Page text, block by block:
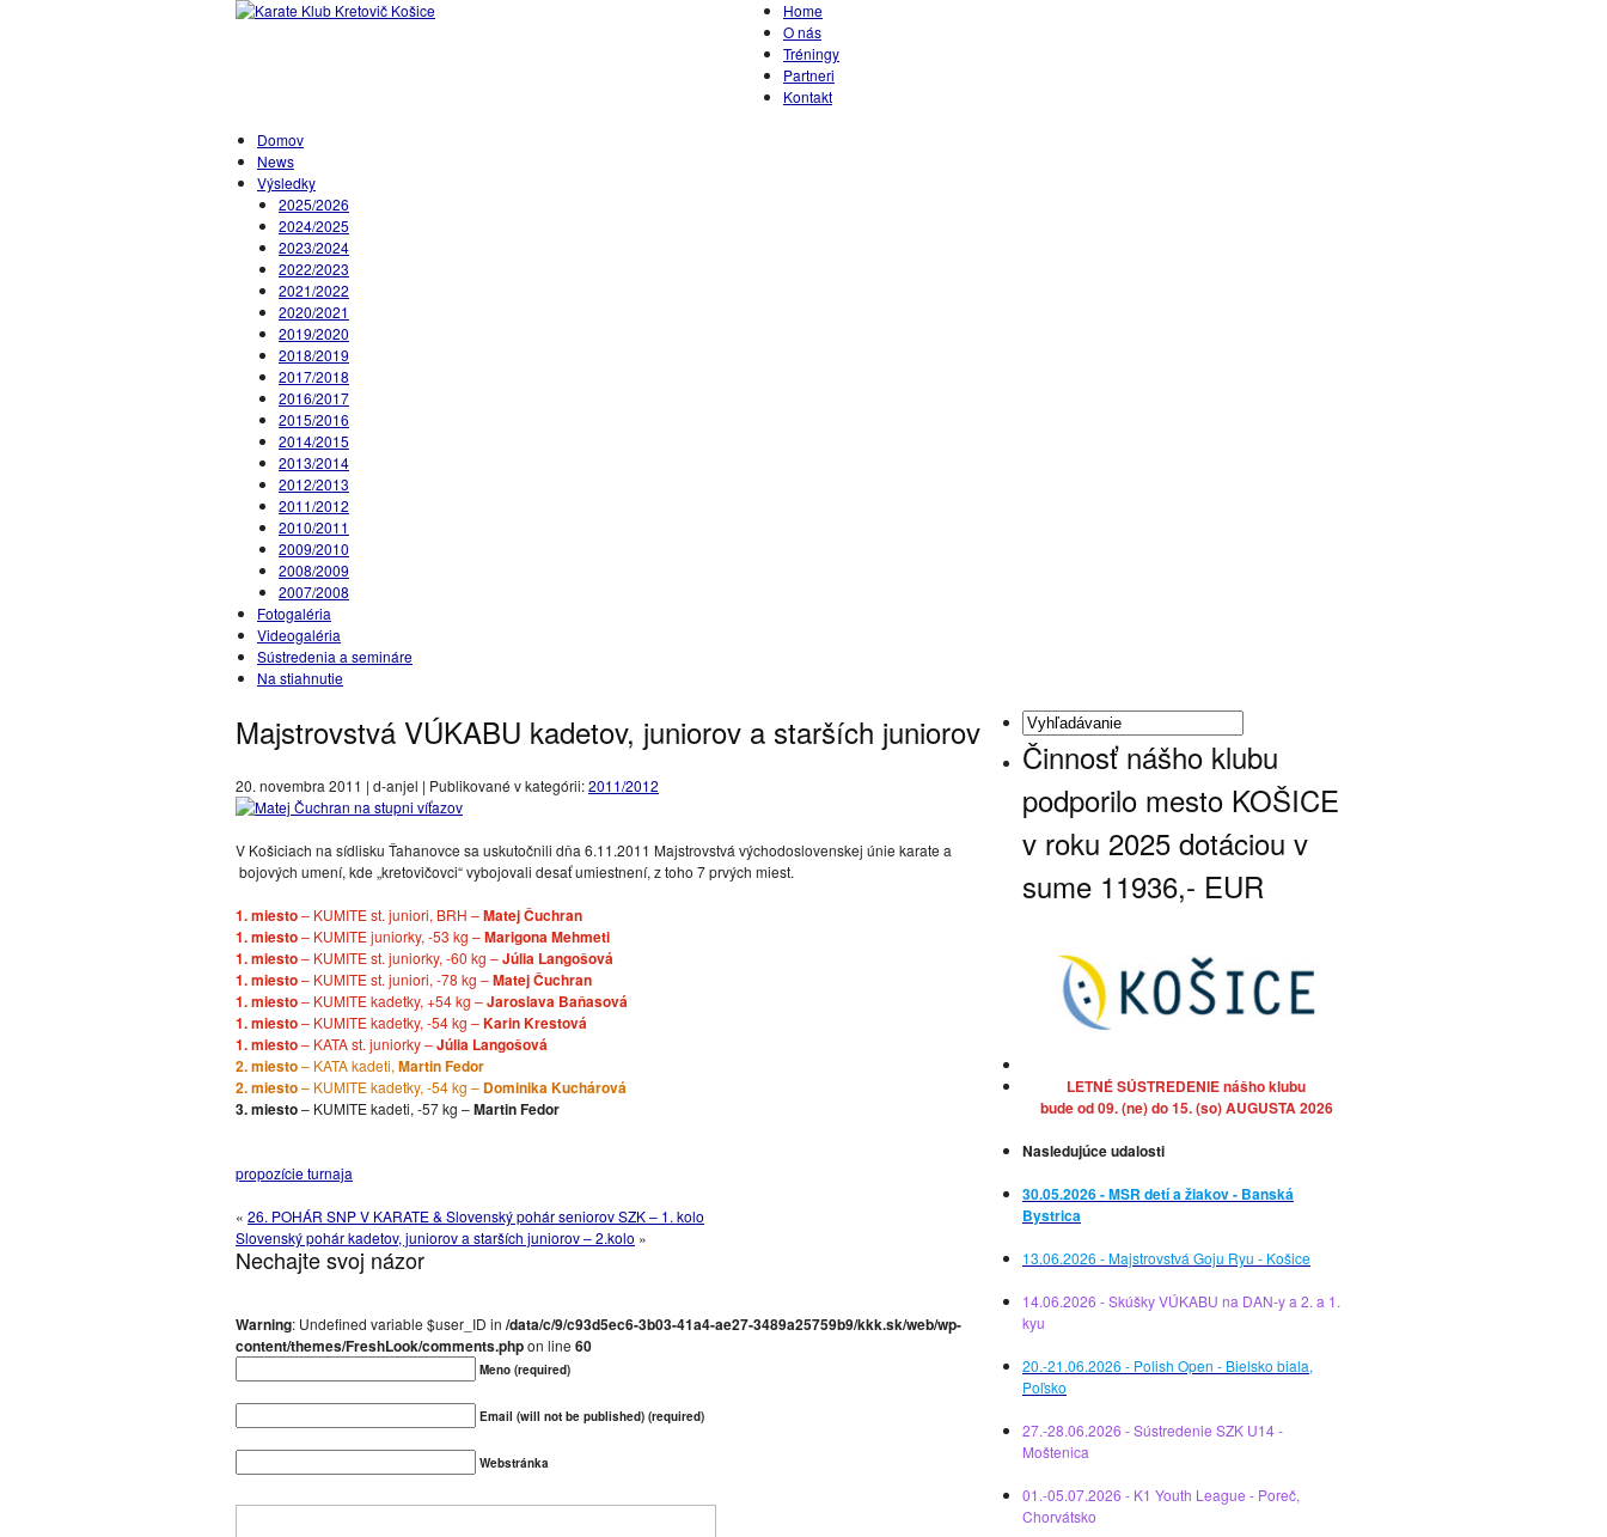
Home
O nás
Tréningy
Partneri
Kontakt
Domov
News
Výsledky
2025/2026
2024/2025
2023/2024
2022/2023
2021/2022
2020/2021
2019/2020
2018/2019
2017/2018
2016/2017
2015/2016
2014/2015
2013/2014
2012/2013
2011/2012
2010/2011
2009/2010
2008/2009
2007/2008
Fotogaléria
Videogaléria
Sústredenia a semináre
Na stiahnutie
Majstrovstvá VÚKABU kadetov, juniorov a starších juniorov
20. novembra 2011 | d-anjel | Publikované v kategórii:2011/2012
V Košiciach na sídlisku Ťahanovce sa uskutočnili dňa 6.11.2011 Majstrovstvá východoslovenskej únie karate a
bojových umení, kde „kretovičovci“ vybojovali desať umiestnení, z toho 7 prvých miest.
1. miesto– KUMITE st. juniori, BRH –Matej Čuchran
1. miesto– KUMITE juniorky, -53 kg –Marigona Mehmeti
1. miesto– KUMITE st. juniorky, -60 kg –Júlia Langošová
1. miesto– KUMITE st. juniori, -78 kg –Matej Čuchran
1. miesto– KUMITE kadetky, +54 kg –Jaroslava Baňasová
1. miesto– KUMITE kadetky, -54 kg –Karin Krestová
1. miesto– KATA st. juniorky –Júlia Langošová
2. miesto– KATA kadeti, Martin Fedor
2. miesto– KUMITE kadetky, -54 kg – Dominika Kuchárová
3. miesto– KUMITE kadeti, -57 kg –Martin Fedor
propozície turnaja
« 26. POHÁR SNP V KARATE & Slovenský pohár seniorov SZK – 1. kolo
Slovenský pohár kadetov, juniorov a starších juniorov – 2.kolo »
Nechajte svoj názor
Warning: Undefined variable $user_ID in /data/c/9/c93d5ec6-3b03-41a4-ae27-3489a25759b9/kkk.sk/web/wp-
content/themes/FreshLook/comments.phpon line 60
Meno (required)
Email (will not be published) (required)
Webstránka
Činnosť nášho klubu
podporilo mesto KOŠICE
v roku 2025 dotáciou v
sume 11936,- EUR
LETNÉ SÚSTREDENIE nášho klubu
bude od 09. (ne) do 15. (so) AUGUSTA 2026
Nasledujúce udalosti
30.05.2026 - MSR detí a žiakov - Banská
Bystrica
13.06.2026 - Majstrovstvá Goju Ryu - Košice
14.06.2026 - Skúšky VÚKABU na DAN-y a 2. a 1.
kyu
20.-21.06.2026 - Polish Open - Bielsko biala,
Poľsko
27.-28.06.2026 - Sústredenie SZK U14 -
Moštenica
01.-05.07.2026 - K1 Youth League - Poreč,
Chorvátsko